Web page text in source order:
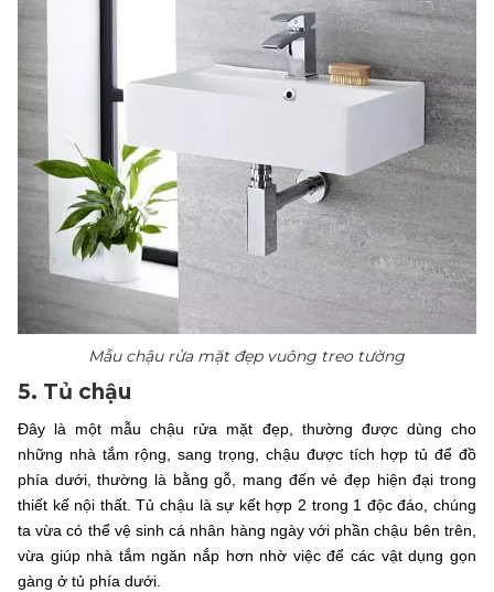
Mẫu chậu rửa mặt đẹp vuông treo tường
5. Tủ chậu
Đây là một mẫu chậu rửa mặt đẹp, thường được dùng cho
những nhà tắm rộng, sang trọng, chậu được tích hợp tủ để đồ
phía dưới, thường là bằng gỗ, mang đến vẻ đẹp hiện đại trong
thiết kế nội thất. Tủ chậu là sự kết hợp 2 trong 1 độc đáo, chúng
ta vừa có thể vệ sinh cá nhân hàng ngày với phần chậu bên trên,
vừa giúp nhà tắm ngăn nắp hơn nhờ việc để các vật dụng gọn
gàng ở tủ phía dưới.